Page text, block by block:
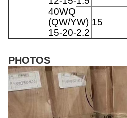
40WQ
(QW/YW)
15-20-2.2
15
PHOTOS